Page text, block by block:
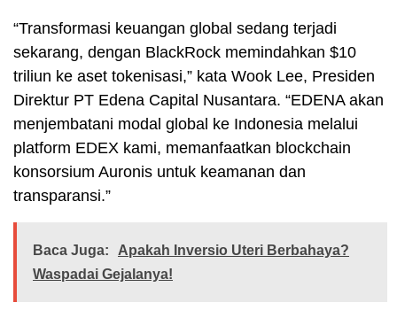
“Transformasi keuangan global sedang terjadi
sekarang, dengan BlackRock memindahkan $10
triliun ke aset tokenisasi,” kata Wook Lee, Presiden
Direktur PT Edena Capital Nusantara. “EDENA akan
menjembatani modal global ke Indonesia melalui
platform EDEX kami, memanfaatkan blockchain
konsorsium Auronis untuk keamanan dan
transparansi.”
Baca Juga:
Apakah Inversio Uteri Berbahaya?
Waspadai Gejalanya!